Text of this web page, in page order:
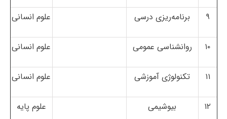
۹ برنامه‌ریزی درسی علوم انسانی
۱۰ روانشناسی عمومی علوم انسانی
۱۱ تکنولوژی آموزشی علوم انسانی
۱۲ بیوشیمی علوم پایه